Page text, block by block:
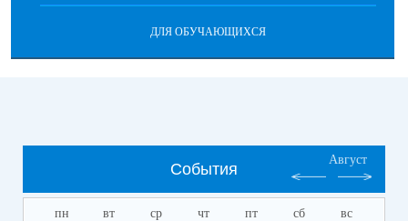
ДЛЯ ОБУЧАЮЩИХСЯ
События
Август
пн вт ср чт пт сб вс